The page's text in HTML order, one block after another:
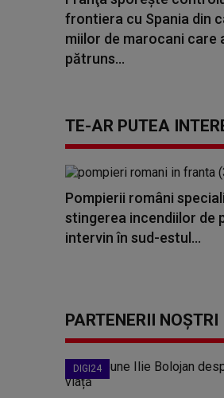
frontiera cu Spania din
miilor de marocani care
pătruns...
TE-AR PUTEA
Pompierii români
stingerea incendiilor de
intervin în sud-estul...
PARTENERII NOȘTRI
DIGI24